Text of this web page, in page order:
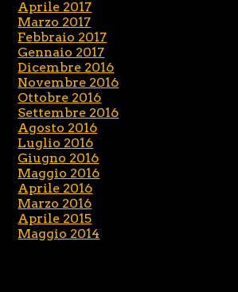
Aprile 2017
Marzo 2017
Febbraio 2017
Gennaio 2017
Dicembre 2016
Novembre 2016
Ottobre 2016
Settembre 2016
Agosto 2016
Luglio 2016
Giugno 2016
Maggio 2016
Aprile 2016
Marzo 2016
Aprile 2015
Maggio 2014